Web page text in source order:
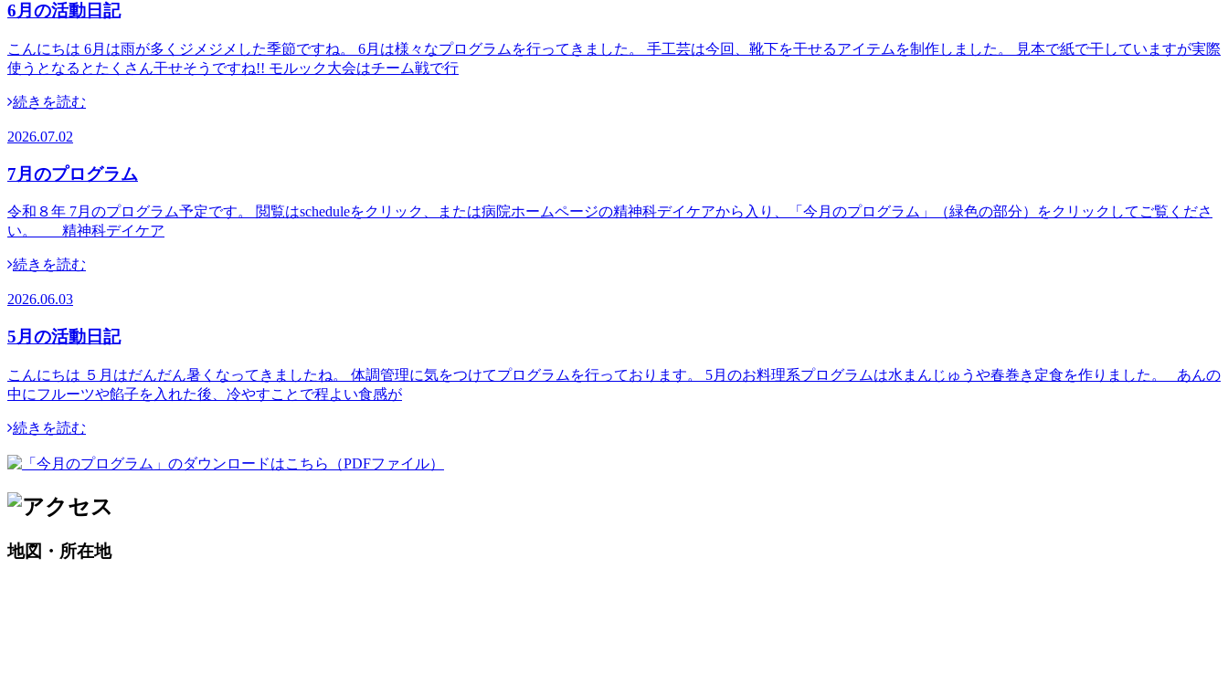
6月の活動日記
こんにちは 6月は雨が多くジメジメした季節ですね。 6月は様々なプログラムを行ってきました。 手工芸は今回、靴下を干せるアイテムを制作しました。 見本で紙で干していますが実際
使うとなるとたくさん干せそうですね!! モルック大会はチーム戦で行
続きを読む
2026.07.02
7月のプログラム
令和８年 7月のプログラム予定です。 閲覧はscheduleをクリック、または病院ホームページの精神科デイケアから入り、「今月のプログラム」（緑色の部分）をクリックしてご覧くださ
い。 精神科デイケア
続きを読む
2026.06.03
5月の活動日記
こんにちは ５月はだんだん暑くなってきましたね。 体調管理に気をつけてプログラムを行っております。 5月のお料理系プログラムは水まんじゅうや春巻き定食を作りました。 あんの
中にフルーツや餡子を入れた後、冷やすことで程よい食感が
続きを読む
地図・所在地